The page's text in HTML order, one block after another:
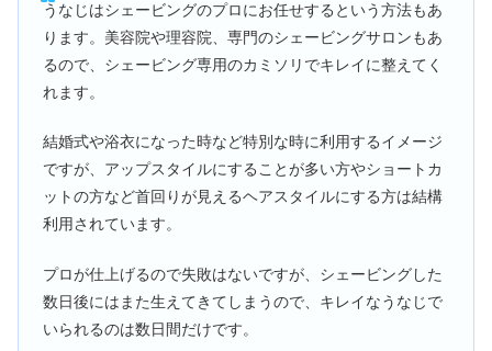
うなじはシェービングのプロにお任せするという方法もあ
ります。美容院や理容院、専門のシェービングサロンもあ
るので、シェービング専用のカミソリでキレイに整えてく
れます。
結婚式や浴衣になった時など特別な時に利用するイメージ
ですが、アップスタイルにすることが多い方やショートカ
ットの方など首回りが見えるヘアスタイルにする方は結構
利用されています。
プロが仕上げるので失敗はないですが、シェービングした
数日後にはまた生えてきてしまうので、キレイなうなじで
いられるのは数日間だけです。